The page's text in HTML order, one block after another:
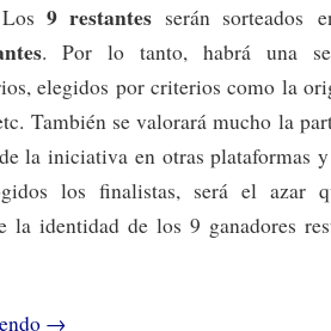
9 restantes serán sorteados
. Por lo tanto, habrá una
elegidos por criterios como la
También se valorará mucho la
la iniciativa en otras plataformas
los finalistas, será el azar
la identidad de los 9 ganadores
→